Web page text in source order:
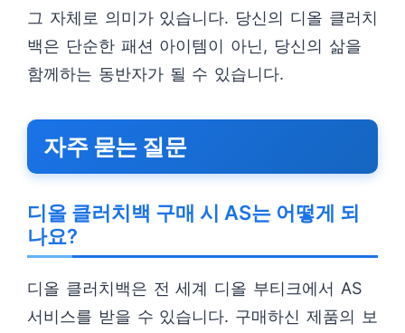
그 자체로 의미가 있습니다. 당신의 디올 클러치
백은 단순한 패션 아이템이 아닌, 당신의 삶을
함께하는 동반자가 될 수 있습니다.
자주 묻는 질문
디올 클러치백 구매 시 AS는 어떻게 되
나요?
디올 클러치백은 전 세계 디올 부티크에서 AS
서비스를 받을 수 있습니다. 구매하신 제품의 보